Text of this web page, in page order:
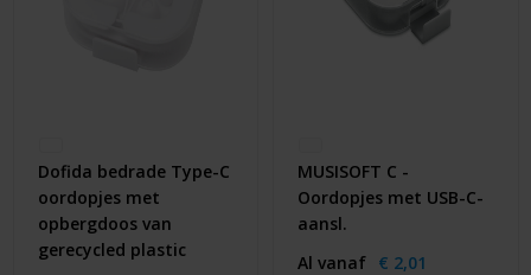
Dofida bedrade Type-C
oordopjes met
opbergdoos van
gerecycled plastic
MUSISOFT C -
Oordopjes met USB-C-
aansl.
Al vanaf € 2,01